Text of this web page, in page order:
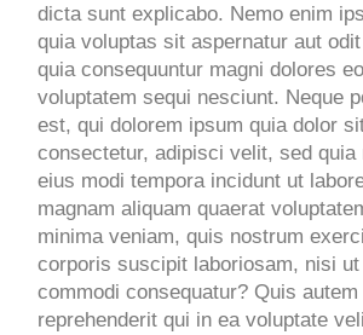
dicta sunt explicabo. Nemo enim
quia voluptas sit aspernatur aut
quia consequuntur magni dolores
voluptatem sequi nesciunt. Neque
est, qui dolorem ipsum quia dolor
consectetur, adipisci velit, sed quia
eius modi tempora incidunt ut
magnam aliquam quaerat
minima veniam, quis nostrum
corporis suscipit laboriosam, nisi
commodi consequatur? Quis
reprehenderit qui in ea voluptate